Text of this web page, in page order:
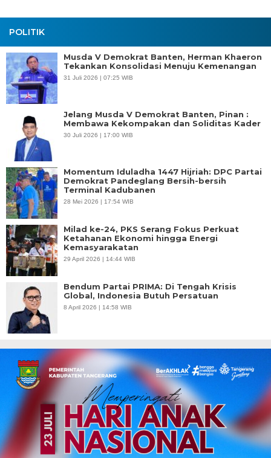
POLITIK
Musda V Demokrat Banten, Herman Khaeron
Tekankan Konsolidasi Menuju Kemenangan
31 Juli 2026 | 07:25 WIB
Jelang Musda V Demokrat Banten, Pinan :
Membawa Kekompakan dan Soliditas Kader
30 Juli 2026 | 17:00 WIB
Momentum Iduladha 1447 Hijriah: DPC Partai
Demokrat Pandeglang Bersih-bersih
Terminal Kadubanen
28 Mei 2026 | 17:54 WIB
Milad ke-24, PKS Serang Fokus Perkuat
Ketahanan Ekonomi hingga Energi
Kemasyarakatan
29 April 2026 | 14:44 WIB
Bendum Partai PRIMA: Di Tengah Krisis
Global, Indonesia Butuh Persatuan
8 April 2026 | 14:58 WIB